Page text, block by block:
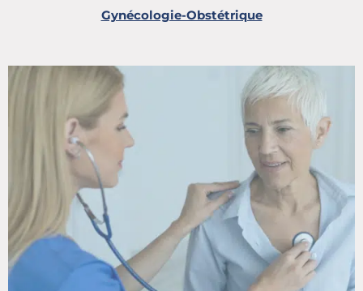
Gynécologie-Obstétrique